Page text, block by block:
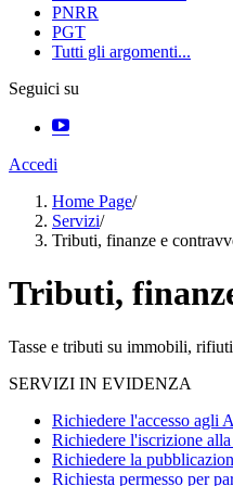
PNRR
PGT
Tutti gli argomenti...
Seguici su
Accedi
Home Page/
Servizi/
Tributi, finanze e
Tributi,
Tasse e tributi su immobili,
SERVIZI IN EVIDENZA
Richiedere l'accesso agli
Richiedere l'iscrizione
Richiedere la
Richiesta permesso per